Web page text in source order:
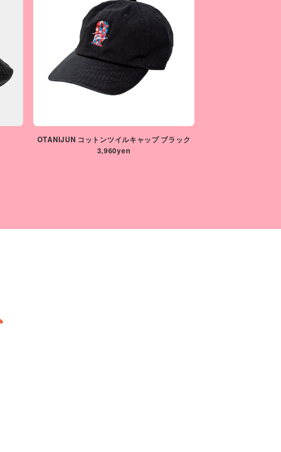
OTANIJUN コットンツイルキャップ ブラック
3,960yen